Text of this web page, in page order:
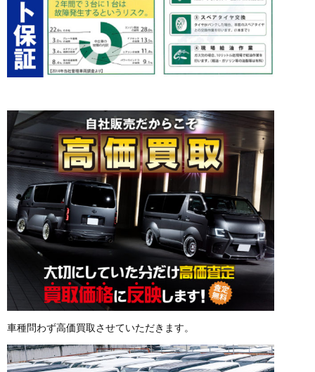
車種問わず高価買取させていただきます。